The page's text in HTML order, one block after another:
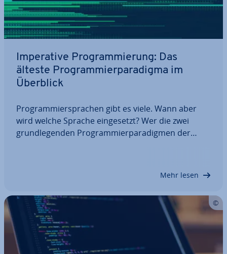
Im­pe­ra­ti­ve Pro­gram­mie­rung: Das
älteste Pro­gram­mier­pa­ra­dig­ma im
Überblick
Pro­gram­mier­spra­chen gibt es viele. Wann aber
wird welche Sprache ein­ge­setzt? Wer die zwei
grund­le­gen­den Pro­gram­mier­pa­ra­dig­men der
älteste Paradigma und wird bis heute verwendet.
Mehr lesen